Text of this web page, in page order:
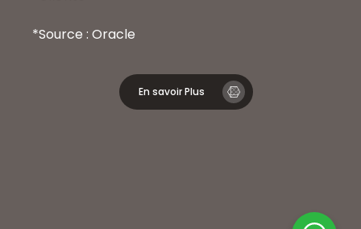
*Source : Oracle
En savoir Plus